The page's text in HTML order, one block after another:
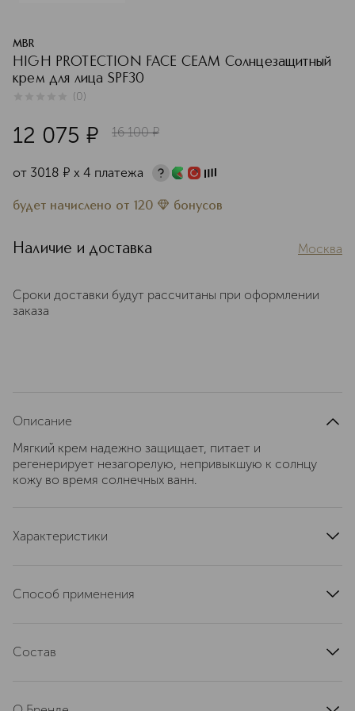
MBR
HIGH PROTECTION FACE CEAM Солнцезащитный
крем для лица SPF30
(0)
12 075 ¤ 16 100 ¤
от 3018 ¤ х 4 платежа
будет начислено от 120 бонусов
Наличие и доставка Москва
Сроки доставки будут рассчитаны при оформлении
заказа
Описание
Мягкий крем надежно защищает, питает и
регенерирует незагорелую, непривыкшую к солнцу
кожу во время солнечных ванн.
Характеристики
артикул
Способ применения
Состав